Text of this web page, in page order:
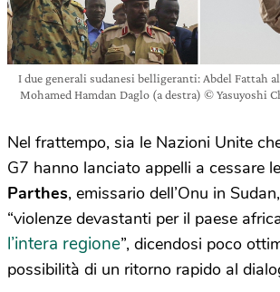
I due generali sudanesi belligeranti: Abdel Fattah
Mohamed Hamdan Daglo (a destra) © Yasuyoshi
Nel frattempo, sia le Nazioni Unite
G7 hanno lanciato appelli a cessare
Parthes, emissario dell’Onu in
“violenze devastanti per il paese
l’intera regione”, dicendosi poco
possibilità di un ritorno rapido al